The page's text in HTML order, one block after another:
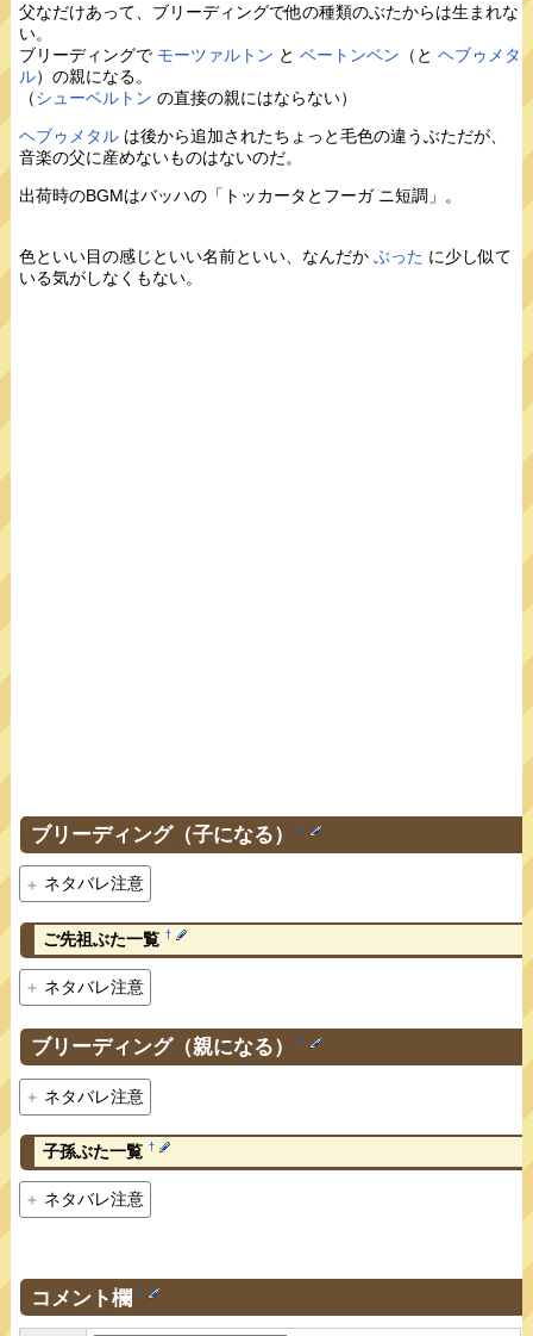
父なだけあって、ブリーディングで他の種類のぶたからは生まれな
い。
ブリーディングで モーツァルトン とベートンベン （とヘブゥメタ
ル）の親になる。
（シューベルトン の直接の親にはならない）
ヘブゥメタル は後から追加されたちょっと毛色の違うぶただが、
音楽の父に産めないものはないのだ。
出荷時のBGMはバッハの「トッカータとフーガ ニ短調」。
色といい目の感じといい名前といい、なんだかぶった に少し似て
いる気がしなくもない。
ブリーディング（子になる） †
ネタバレ注意
ご先祖ぶた一覧 †
ネタバレ注意
ブリーディング（親になる） †
ネタバレ注意
子孫ぶた一覧 †
ネタバレ注意
コメント欄 †